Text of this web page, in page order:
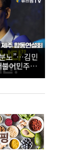
노”…김민
어민주당
설회